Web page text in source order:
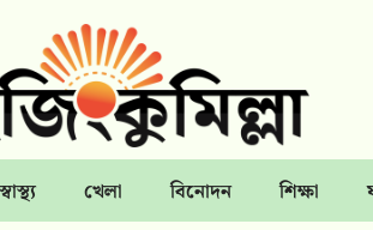
খেলা বিনোদন শিক্ষা